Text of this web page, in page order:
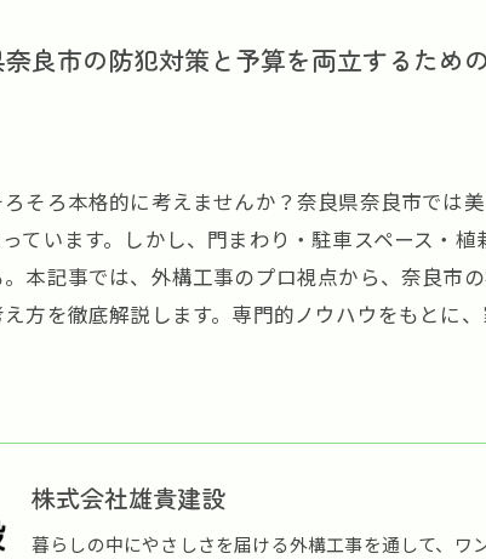
良市の防犯対策と予算を両立するため
そろ本格的に考えませんか？奈良県奈良市では
ています。しかし、門まわり・駐車スペース・
本記事では、外構工事のプロ視点から、奈良市
方を徹底解説します。専門的ノウハウをもとに
株式会社雄貴建設
暮らしの中にやさしさを届ける外構工事を通して、